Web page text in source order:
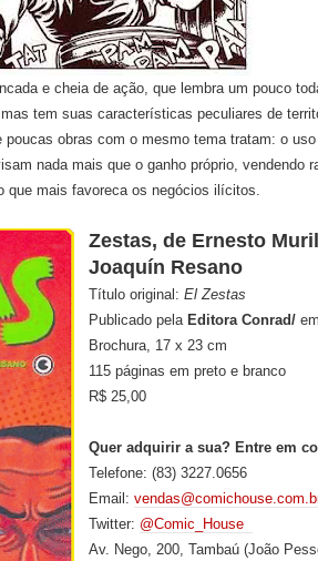
e cheia de ação, que lembra um pouco
tem suas características peculiares de
obras com o mesmo tema tratam: o
nada mais que o ganho próprio, vendendo
que mais favoreca os negócios ilícitos.
Zestas, de Ernesto
Joaquín Resano
Título original: El Zestas
Publicado pela Editora Conrad/
Brochura, 17 x 23 cm
115 páginas em preto e branco
R$ 25,00
Quer adquirir a sua? Entre em
Telefone: (83) 3227.0656
Email:
Twitter: @Comic_House
Av. Nego, 200, Tambaú (João